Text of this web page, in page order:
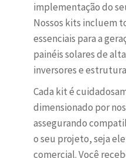
implementação do
Nossos kits incluem
essenciais para a
painéis solares de
inversores e
Cada kit é
dimensionado por
assegurando
o seu projeto, seja
comercial. Você